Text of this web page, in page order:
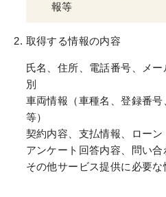
報等
取得する情報の内容
氏名、住所、電話番号、メ
別
車両情報（車種名、登録番
等）
契約内容、支払情報、ロー
アンケート回答内容、問い合
その他サービス提供に必要な